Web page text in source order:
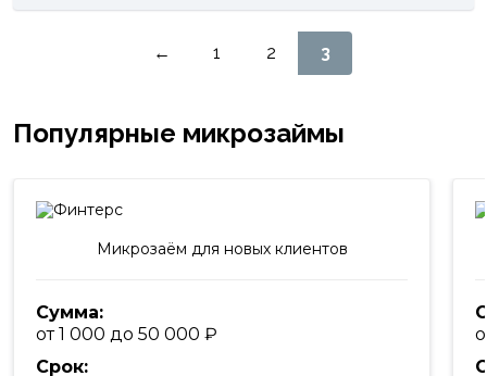
← 1 2 3
Популярные микрозаймы
Микрозаём для новых клиентов
Сумма:
от 1 000 до 50 000
Срок: